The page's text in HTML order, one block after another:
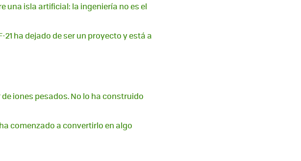
una isla artificial: la ingeniería no es el
ha dejado de ser un proyecto y está a
iones pesados. No lo ha construido
comenzado a convertirlo en algo